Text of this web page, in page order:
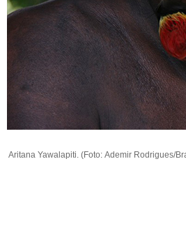
Aritana Yawalapiti. (Foto: Ademir Rodrigues/